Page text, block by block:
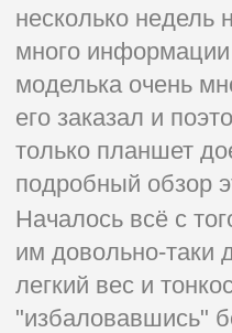
несколько недель
много
моделька очень
его заказал и
только планшет
подробный обзор
Началось всё с
им довольно-таки
легкий вес и
"избаловавшись"